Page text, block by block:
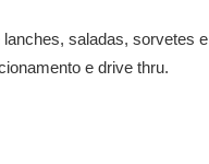
saladas, sorvetes e
e drive thru.